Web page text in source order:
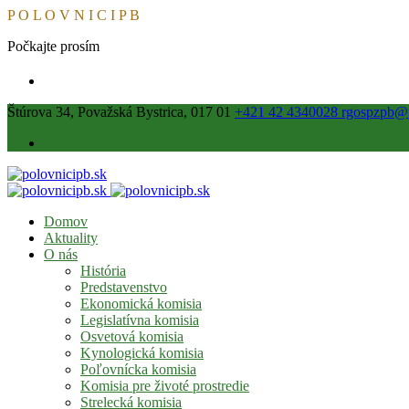
PO L O V N I C I PB
Počkajte prosím
Štúrova 34, Považská Bystrica, 017 01 +421 42 4340028
Domov
Aktuality
O nás
História
Predstavenstvo
Ekonomická komisia
Legislatívna komisia
Osvetová komisia
Kynologická komisia
Poľovnícka komisia
Komisia pre životé prostredie
Strelecká komisia